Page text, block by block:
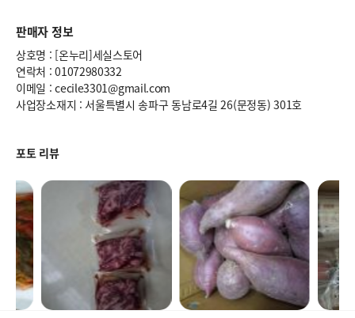
판매자 정보
상호명 : [온누리]세실스토어
연락처 : 01072980332
이메일 : cecile3301@gmail.com
사업장소재지 : 서울특별시 송파구 동남로4길 26(문정동) 301호
포토 리뷰